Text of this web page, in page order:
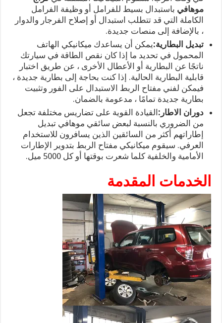
موهافي باستبدال بسيط للفرامل أو وظيفة الفرامل
الكاملة التي قد تتطلب استبدال أو إصلاح الفرجار والدوار
، بالإضافة إلى منصات جديدة.
تبديل البطارية:يمكن أن يساعدك ميكانيكي الهاتف
المحمول في تحديد ما إذا كان نقص الطاقة في سيارتك
ناتجًا عن البطارية أو الأعطال الأخرى ، عن طريق اختبار
قابلية البطارية الحالية. إذا كنت بحاجة إلى بطارية جديدة ،
فيمكن لفني مفتاح الربط الاستبدال على الفور وتثبيت
بطارية جديدة تمامًا ، مدعومة بالضمان.
دوران الاطار: القيادة القوية على تضاريس مختلفة تجعل
من الضروري بالنسبة لبعض سائقي موهافي تبديل
إطاراتهم أكثر من السائقين الذين يسافرون للاستخدام
العرفي. سيقوم ميكانيكي مفتاح الربط بتدوير الإطارات
الأمامية والخلفية كلما شعرت بوقتها أو كل 5000 ميل.
الخدمات المقدمة